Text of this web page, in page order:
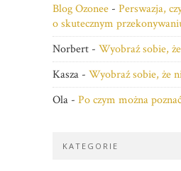
Blog Ozonee - Perswazja,
o skutecznym
Norbert - Wyobraź sobie,
Kasza - Wyobraź sobie, że
Ola - Po czym można
KATEGORIE